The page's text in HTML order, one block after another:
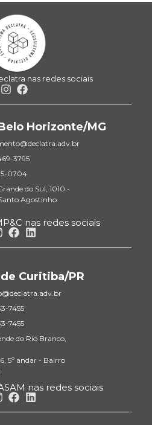
nas redes sociais
Horizonte/MG
3795
0704
do Sul, 1010 -
Agostinho
nas redes sociais
Curitiba/PR
7455
7455
do Rio Branco,
5º andar - Bairro
nas redes sociais